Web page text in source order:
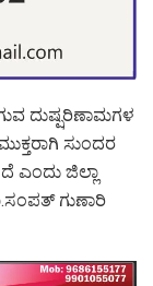
ದುಷ್ಷರಿಣಾಮಗಳ
ಸುಂದರ
ಎಂದು ಜಿಲ್ಲಾ
ಗುಣಾರಿ